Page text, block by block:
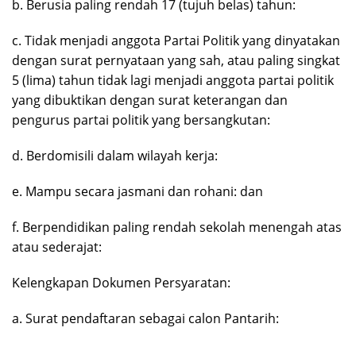
b. Berusia paling rendah 17 (tujuh belas) tahun:
c. Tidak menjadi anggota Partai Politik yang dinyatakan
dengan surat pernyataan yang sah, atau paling singkat
5 (lima) tahun tidak lagi menjadi anggota partai politik
yang dibuktikan dengan surat keterangan dan
pengurus partai politik yang bersangkutan:
d. Berdomisili dalam wilayah kerja:
e. Mampu secara jasmani dan rohani: dan
f. Berpendidikan paling rendah sekolah menengah atas
atau sederajat:
Kelengkapan Dokumen Persyaratan:
a. Surat pendaftaran sebagai calon Pantarih: